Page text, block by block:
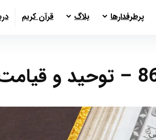
پرطرفدارها بلاگ قرآن کریم